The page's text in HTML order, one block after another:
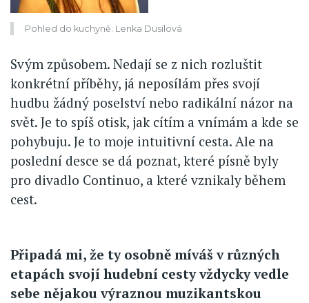
Pohled do kuchyně: Lenka Dusilová
Svým způsobem. Nedají se z nich rozluštit
konkrétní příběhy, já neposílám přes svojí
hudbu žádný poselství nebo radikální názor na
svět. Je to spíš otisk, jak cítím a vnímám a kde se
pohybuju. Je to moje intuitivní cesta. Ale na
poslední desce se dá poznat, které písně byly
pro divadlo Continuo, a které vznikaly během
cest.
Připadá mi, že ty osobně míváš v různých
etapách svojí hudební cesty vždycky vedle
sebe nějakou výraznou muzikantskou